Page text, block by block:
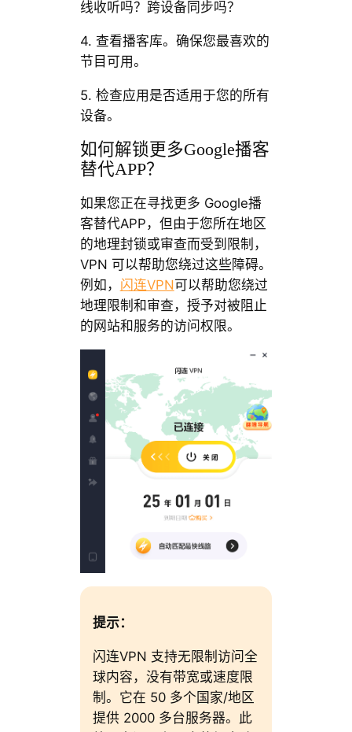
线收听吗？跨设备同步吗？
4. 查看播客库。确保您最喜欢的
节目可用。
5. 检查应用是否适用于您的所有
设备。
如何解锁更多Google播客
替代APP？
如果您正在寻找更多 Google播
客替代APP，但由于您所在地区
的地理封锁或审查而受到限制，
VPN 可以帮助您绕过这些障碍。
例如， 闪连VPN可以帮助您绕过
地理限制和审查，授予对被阻止
的网站和服务的访问权限。
提示：
闪连VPN 支持无限制访问全
球内容，没有带宽或速度限
制。它在 50 多个国家/地区
提供 2000 多台服务器。此